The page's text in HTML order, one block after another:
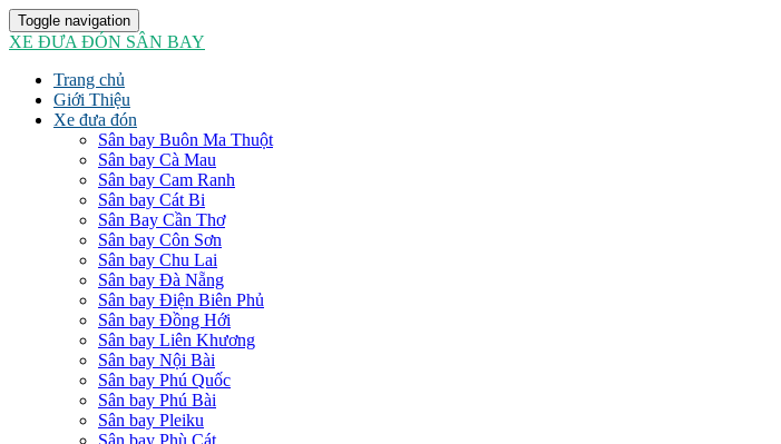
Toggle navigation
XE ĐƯA ĐÓN SÂN BAY
Trang chủ
Giới Thiệu
Xe đưa đón
Sân bay Buôn Ma Thuột
Sân bay Cà Mau
Sân bay Cam Ranh
Sân bay Cát Bi
Sân Bay Cần Thơ
Sân bay Côn Sơn
Sân bay Chu Lai
Sân bay Đà Nẵng
Sân bay Điện Biên Phủ
Sân bay Đồng Hới
Sân bay Liên Khương
Sân bay Nội Bài
Sân bay Phú Quốc
Sân bay Phú Bài
Sân bay Pleiku
Sân bay Phù Cát